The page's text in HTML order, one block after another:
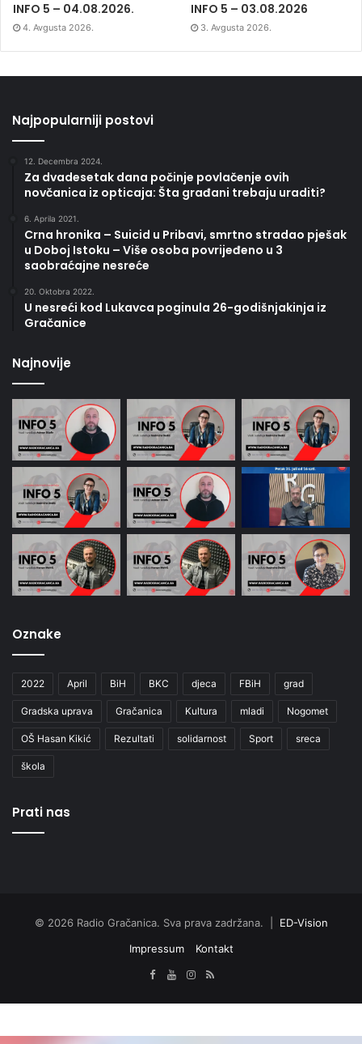
INFO 5 – 04.08.2026.
4. Avgusta 2026.
INFO 5 – 03.08.2026
3. Avgusta 2026.
Najpopularniji postovi
12. Decembra 2024.
Za dvadesetak dana počinje povlačenje ovih
novčanica iz opticaja: Šta građani trebaju uraditi?
6. Aprila 2021.
Crna hronika – Suicid u Pribavi, smrtno stradao pješak
u Doboj Istoku – Više osoba povrijeđeno u 3
saobraćajne nesreće
20. Oktobra 2022.
U nesreći kod Lukavca poginula 26-godišnjakinja iz
Gračanice
Najnovije
Oznake
2022 April BiH BKC djeca FBiH grad
Gradska uprava Gračanica Kultura mladi Nogomet
OŠ Hasan Kikić Rezultati solidarnost Sport sreca
škola
Prati nas
© 2026 Radio Gračanica. Sva prava zadržana. | ED-Vision
Impressum
Kontakt